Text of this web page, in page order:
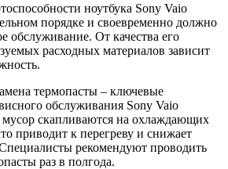
ноутбука Sony Vaio
порядке и своевременно должно
обслуживание. От качества его
расходных материалов зависит
термопасты – ключевые
обслуживания Sony Vaio
скапливаются на охлаждающих
приводит к перегреву и снижает
рекомендуют проводить
раз в полгода.